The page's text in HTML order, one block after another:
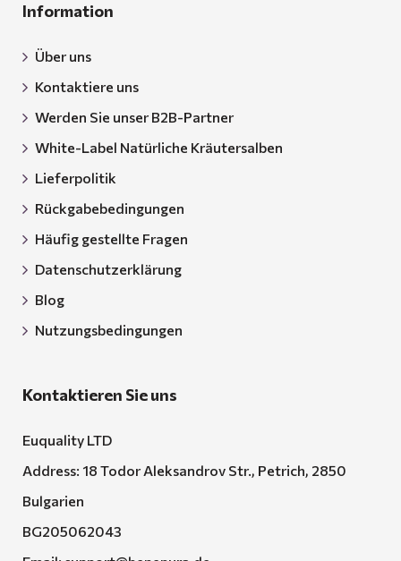
Information
Über uns
Kontaktiere uns
Werden Sie unser B2B-Partner
White-Label Natürliche Kräutersalben
Lieferpolitik
Rückgabebedingungen
Häufig gestellte Fragen
Datenschutzerklärung
Blog
Nutzungsbedingungen
Kontaktieren Sie uns
Euquality LTD
Address: 18 Todor Aleksandrov Str., Petrich, 2850
Bulgarien
BG205062043